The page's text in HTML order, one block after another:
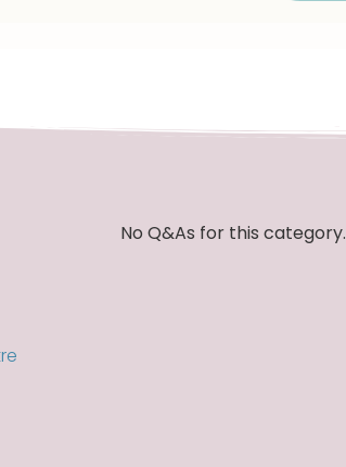
No Q&As for this category.